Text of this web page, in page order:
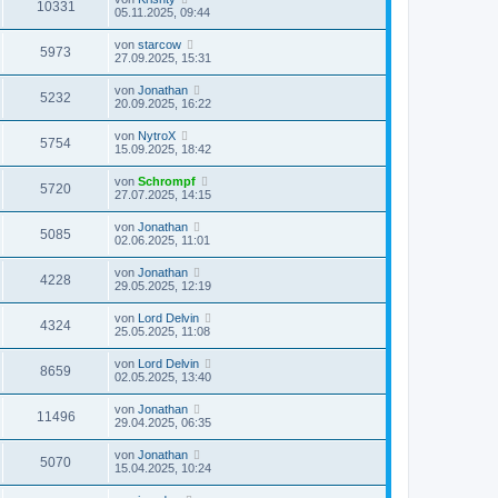
10331
05.11.2025, 09:44
5973 von starcow
27.09.2025, 15:31
5232 von Jonathan
20.09.2025, 16:22
5754 von NytroX
15.09.2025, 18:42
5720 von Schrompf
27.07.2025, 14:15
5085 von Jonathan
02.06.2025, 11:01
4228 von Jonathan
29.05.2025, 12:19
4324 von Lord Delvin
25.05.2025, 11:08
8659 von Lord Delvin
02.05.2025, 13:40
11496 von Jonathan
29.04.2025, 06:35
5070 von Jonathan
15.04.2025, 10:24